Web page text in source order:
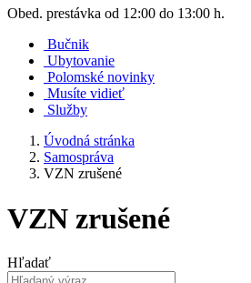
Obed. prestávka od 12:00 do 13:00 h.
Bučnik
Ubytovanie
Polomské novinky
Musíte vidieť
Služby
Úvodná stránka
Samospráva
VZN zrušené
VZN zrušené
Hľadať